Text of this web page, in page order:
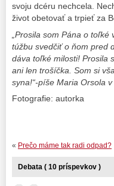
svoju dcéru nechcela.
život obetovať a trpieť za
„Prosila som Pána o
túžbu svedčiť o ňom pred
dáva toľké milosti! Prosila
ani len trošíčka. Som si
syna!“-píše Maria Orsola
Fotografie: autorka
« Prečo máme tak radi odpad?
Debata ( 10 príspevkov )